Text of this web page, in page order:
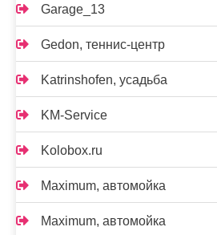
Garage_13
Gedon, теннис-центр
Katrinshofen, усадьба
KM-Service
Kolobox.ru
Maximum, автомойка
Maximum, автомойка